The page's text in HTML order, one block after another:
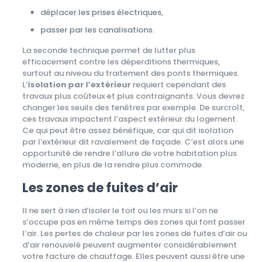
déplacer les prises électriques,
passer par les canalisations.
La seconde technique permet de lutter plus
efficacement contre les déperditions thermiques,
surtout au niveau du traitement des ponts thermiques.
L’isolation par l’extérieurrequiert cependant des
travaux plus coûteux et plus contraignants. Vous devrez
changer les seuils des fenêtres par exemple. De surcroît,
ces travaux impactent l’aspect extérieur du logement.
Ce qui peut être assez bénéfique, car qui dit isolation
par l’extérieur dit ravalement de façade. C’est alors une
opportunité de rendre l’allure de votre habitation plus
moderne, en plus de la rendre plus commode.
Les zones de fuites d’air
Il ne sert à rien d’isoler le toit ou les murs si l’on ne
s’occupe pas en même temps des zones qui font passer
l’air. Les pertes de chaleur par les zones de fuites d’air ou
d’air renouvelé peuvent augmenter considérablement
votre facture de chauffage. Elles peuvent aussi être une